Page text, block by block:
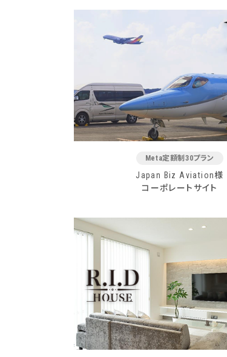
Meta定額制30プラン
Japan Biz Aviation様
コーポレートサイト